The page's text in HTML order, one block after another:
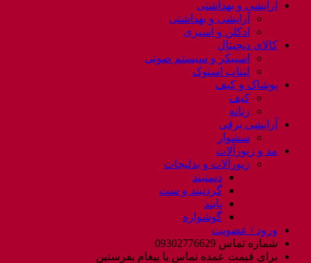
آرایشی و بهداشتی
آرایشی و بهداشتی
ادکلن و اسپری
کالای دیجیتال
اسپیکر و سیستم صوتی
لپتاب استوک
پوشاک و کیف
کیف
زنانه
آرایشی برقی
سشوار
مد و زیورآلات
زیورآلات و بدلیجات
دستبند
گردنبند و ست
پابند
گوشواره
ورود / عضویت
شماره تماس 09302776629
برای قیمت عمده تماس یا پیغام بفرستین